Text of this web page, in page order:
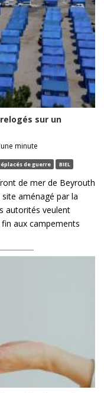
sur un
minute
de guerre BIEL
de mer de Beyrouth
aménagé par la
autorités veulent
aux campements